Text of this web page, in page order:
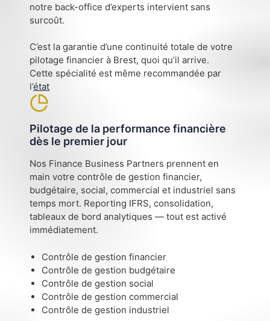
notre back-office d’experts intervient sans
surcoût.
C’est la garantie d’une continuité totale de votre
pilotage financier à Brest, quoi qu’il arrive.
Cette spécialité est même recommandée par
l’état
Pilotage de la performance financière
dès le premier jour
Nos Finance Business Partners prennent en
main votre contrôle de gestion financier,
budgétaire, social, commercial et industriel sans
temps mort. Reporting IFRS, consolidation,
tableaux de bord analytiques — tout est activé
immédiatement.
Contrôle de gestion financier
Contrôle de gestion budgétaire
Contrôle de gestion social
Contrôle de gestion commercial
Contrôle de gestion industriel